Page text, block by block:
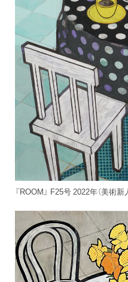
『ROOM』 F25号 2022年（美術